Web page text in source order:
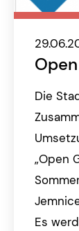
Die
„Open
Es